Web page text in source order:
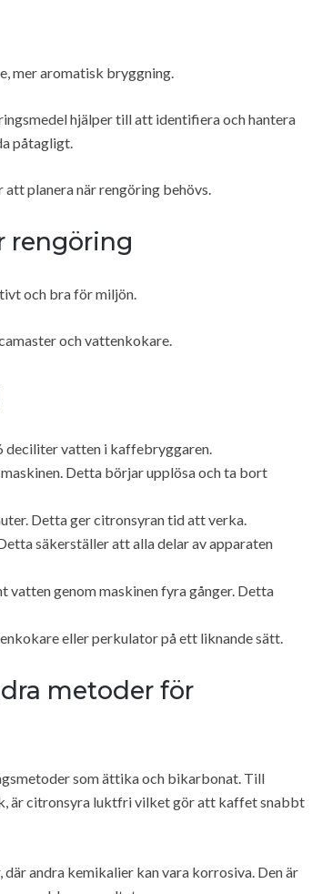
mer aromatisk bryggning.
hjälper till att identifiera och hantera
påtagligt.
planera när rengöring behövs.
rengöring
och bra för miljön.
och vattenkokare.
deciliter vatten i kaffebryggaren.
Detta börjar upplösa och ta bort
Detta ger citronsyran tid att verka.
säkerställer att alla delar av apparaten
vatten genom maskinen fyra gånger. Detta
eller perkulator på ett liknande sätt.
metoder för
som ättika och bikarbonat. Till
är citronsyra luktfri vilket gör att kaffet snabbt
andra kemikalier kan vara korrosiva. Den är